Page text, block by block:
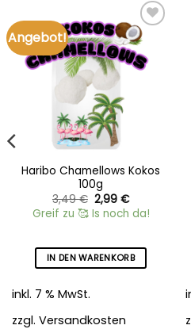
Angebot!
Add to
wishlist
Haribo Chamellows Kokos
100g
3,49€ Ursprünglicher
Preis
war:
2,99€Aktueller
Preis
ist:
Greif zu 🥰 Is noch da!
IN DEN WARENKORB
inkl. 7 % MwSt.
zzgl. Versandkosten